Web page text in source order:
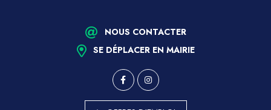
NOUS CONTACTER
SE DÉPLACER EN MAIRIE